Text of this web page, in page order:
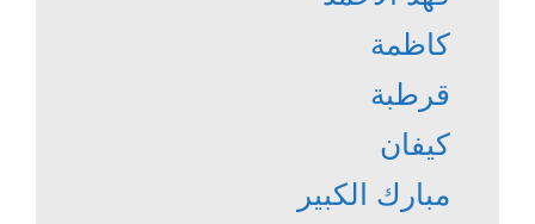
كاظمة
قرطبة
كيفان
مبارك الكبير